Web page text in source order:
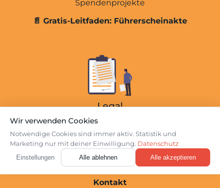
Spendenprojekte
📄 Gratis-Leitfaden: Führerscheinakte
Legal
Impressum
Cookie-Einstellungen
Kontakt
Wir verwenden Cookies
Notwendige Cookies sind immer aktiv. Statistik und
Marketing nur mit deiner Einwilligung. Datenschutz
Einstellungen Alle ablehnen Alle akzeptieren
Übersicht
MPU Express (3 Tage)
Online-Beratung
Einzel-Beratung
Facharztgutachten
Webinare